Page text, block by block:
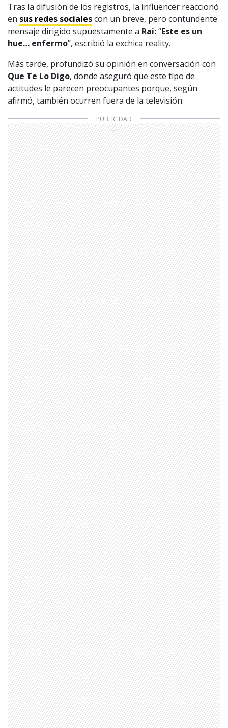
Tras la difusión de los registros, la influencer reaccionó
en sus redes socialescon un breve, pero contundente
mensaje dirigido supuestamente a Rai:“Este es un
hue… enfermo”, escribió la exchica reality.
Más tarde, profundizó su opinión en conversación con
Que Te Lo Digo, donde aseguró que este tipo de
actitudes le parecen preocupantes porque, según
afirmó, también ocurren fuera de la televisión: